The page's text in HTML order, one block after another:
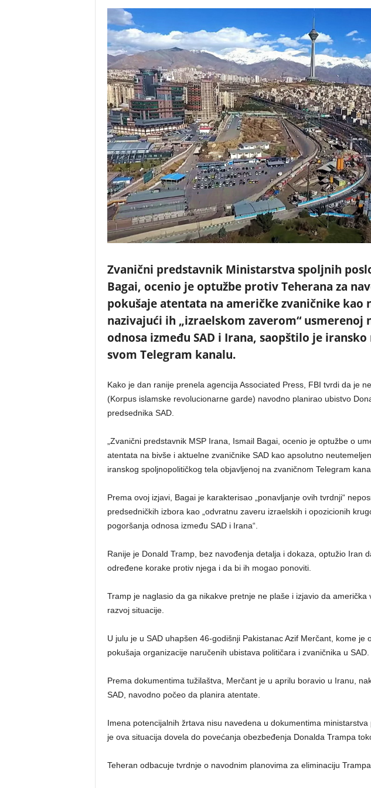
Zvanični predstavnik Ministarstva spoljnih
Bagai, ocenio je optužbe protiv Teherana za
pokušaje atentata na američke zvaničnike kao
nazivajući ih „izraelskom zaverom“ usmerenoj
odnosa između SAD i Irana, saopštilo je
svom Telegram kanalu.
Kako je dan ranije prenela agencija Associated Press, FBI tvrdi da je
(Korpus islamske revolucionarne garde) navodno planirao ubistvo
predsednika SAD.
„Zvanični predstavnik MSP Irana, Ismail Bagai, ocenio je optužbe o
atentata na bivše i aktuelne zvaničnike SAD kao apsolutno
iranskog spoljnopolitičkog tela objavljenoj na zvaničnom Telegram
Prema ovoj izjavi, Bagai je karakterisao „ponavljanje ovih tvrdnji“
predsedničkih izbora kao „odvratnu zaveru izraelskih i opozicionih
pogoršanja odnosa između SAD i Irana“.
Ranije je Donald Tramp, bez navođenja detalja i dokaza, optužio Iran
određene korake protiv njega i da bi ih mogao ponoviti.
Tramp je naglasio da ga nikakve pretnje ne plaše i izjavio da američka
razvoj situacije.
U julu je u SAD uhapšen 46-godišnji Pakistanac Azif Merčant, kome je
pokušaja organizacije naručenih ubistava političara i zvaničnika u SAD.
Prema dokumentima tužilaštva, Merčant je u aprilu boravio u Iranu,
SAD, navodno počeo da planira atentate.
Imena potencijalnih žrtava nisu navedena u dokumentima
je ova situacija dovela do povećanja obezbeđenja Donalda Trampa
Teheran odbacuje tvrdnje o navodnim planovima za eliminaciju Trampa.